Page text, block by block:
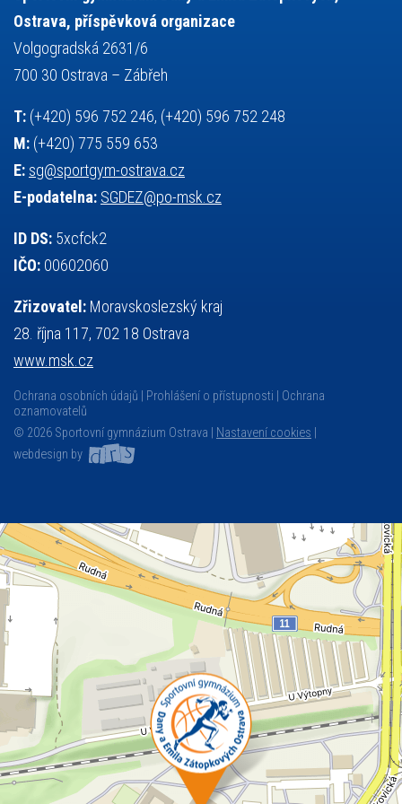
volejbal
vybavení vysvědčení vzpírání
výuka všesportovní výcvikový kurz
základy společenských věd
Ostrava, příspěvková organizace
Volgogradská 2631/6
700 30 Ostrava – Zábřeh
T: (+420) 596 752 246, (+420) 596 752 248
M: (+420) 775 559 653
E: sg@sportgym-ostrava.cz
E-podatelna: SGDEZ@po-msk.cz
ID DS: 5xcfck2
IČO: 00602060
Zřizovatel: Moravskoslezský kraj
28. října 117, 702 18 Ostrava
www.msk.cz
Ochrana osobních údajů Prohlášení o přístupnosti
Ochrana
oznamovatelů
© 2026 Sportovní gymnázium Ostrava |
Nastavení cookies
webdesign by